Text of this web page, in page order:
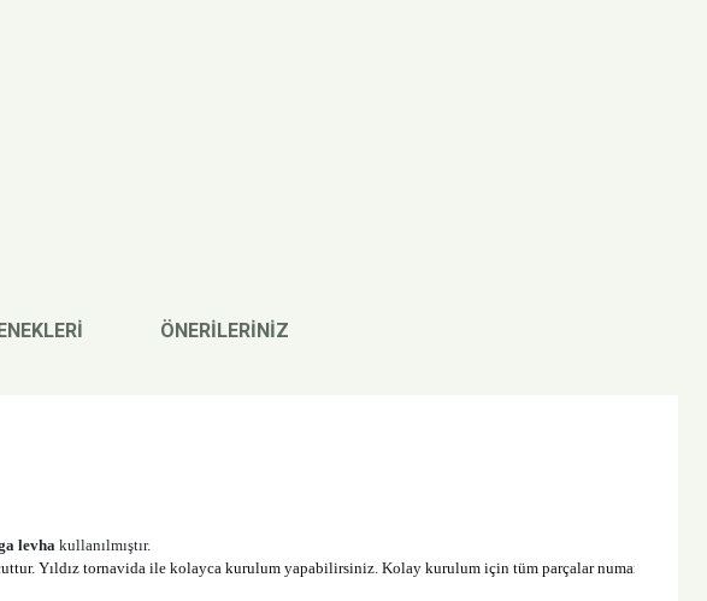
ÖNERİLERİNİZ
levha kullanılmıştır.
Yıldız tornavida ile kolayca kurulum yapabilirsiniz. Kolay kurulum için tüm parçalar